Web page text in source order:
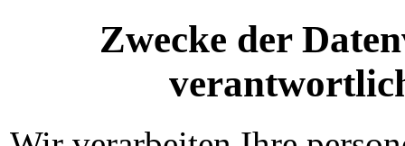
Zwecke der